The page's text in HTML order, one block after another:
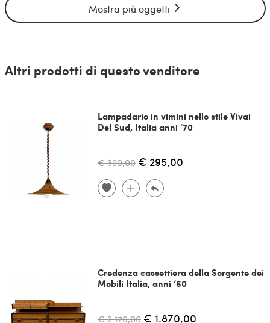
Mostra più oggetti
Altri prodotti di questo venditore
Lampadario in vimini nello stile Vivai
Del Sud, Italia anni ‘70
€ 390,00 € 295,00
Credenza cassettiera della Sorgente dei
Mobili Italia, anni ‘60
€ 2.170,00 € 1.870,00